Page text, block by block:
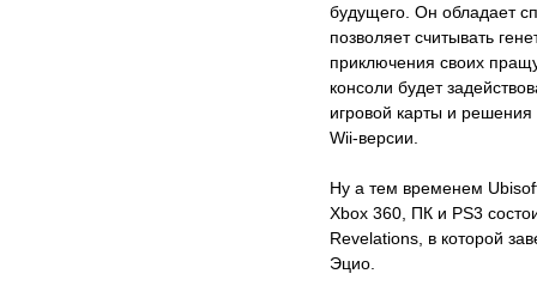
будущего. Он обладает
позволяет считывать
приключения своих
консоли будет
игровой карты и
Wii-версии.
Ну а тем временем
Xbox 360, ПК и PS3
Revelations, в которой
Эцио.